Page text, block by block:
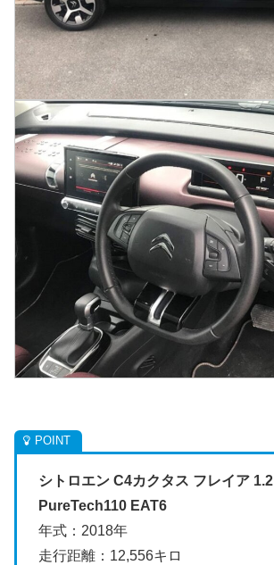
シトロエン C4カクタス フレイア 1.2
PureTech110 EAT6
年式：2018年
走行距離：12,556キロ